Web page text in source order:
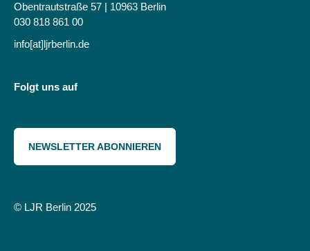
Obentrautstraße 57 | 10963 Berlin
030 818 861 00
info[at]ljrberlin.de
Folgt uns auf
NEWSLETTER ABONNIEREN
© LJR Berlin 2025